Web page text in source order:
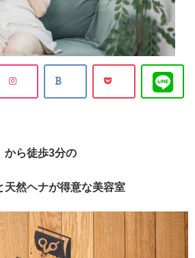
から徒歩3分の
天然ヘナが得意な美容室